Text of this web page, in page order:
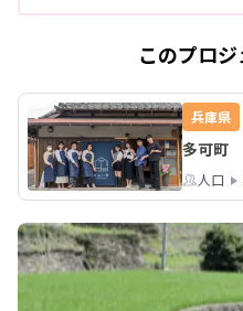
このプロ
兵庫県
多可町
人口